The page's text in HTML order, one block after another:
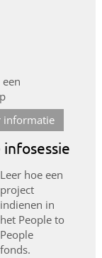
informatie
Leer hoe een
project
indienen in
het People to
People
fonds.